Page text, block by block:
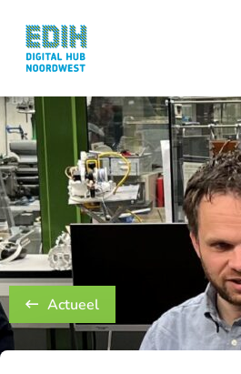
Logo
Digital
Hub
Noordwest
Actueel